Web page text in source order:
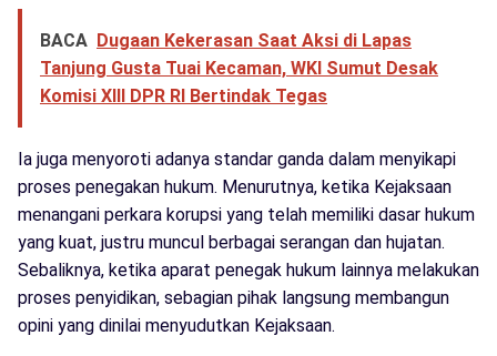
BACA Dugaan Kekerasan Saat Aksi di Lapas
Tanjung Gusta Tuai Kecaman, WKI Sumut Desak
Komisi XIII DPR RI Bertindak Tegas
Ia juga menyoroti adanya standar ganda dalam menyikapi
proses penegakan hukum. Menurutnya, ketika Kejaksaan
menangani perkara korupsi yang telah memiliki dasar hukum
yang kuat, justru muncul berbagai serangan dan hujatan.
Sebaliknya, ketika aparat penegak hukum lainnya melakukan
proses penyidikan, sebagian pihak langsung membangun
opini yang dinilai menyudutkan Kejaksaan.